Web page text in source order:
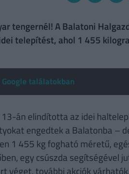
tengernél! A Balatoni
telepítést, ahol 1 455
találatokban
án elindította az idei
engedtek a Balatonba –
1 455 kg fogható méretű,
egy csúszda segítségével
véget, további akciók várhatók,